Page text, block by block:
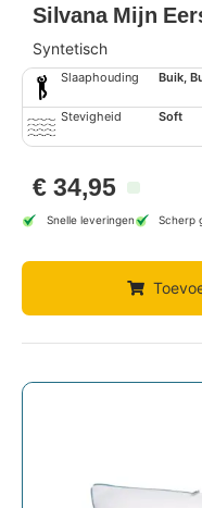
Silvana Mijn
Syntetisch
Slaaphouding Buik,
Stevigheid Soft
€ 34,95
Snelle leveringen Scherp